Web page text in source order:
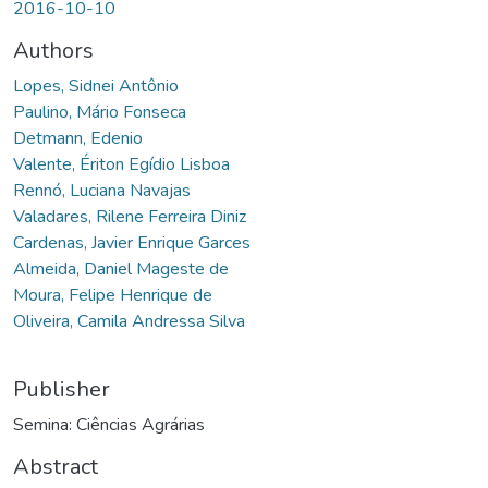
2016-10-10
Authors
Lopes, Sidnei Antônio
Paulino, Mário Fonseca
Detmann, Edenio
Valente, Ériton Egídio Lisboa
Rennó, Luciana Navajas
Valadares, Rilene Ferreira Diniz
Cardenas, Javier Enrique Garces
Almeida, Daniel Mageste de
Moura, Felipe Henrique de
Oliveira, Camila Andressa Silva
Publisher
Semina: Ciências Agrárias
Abstract